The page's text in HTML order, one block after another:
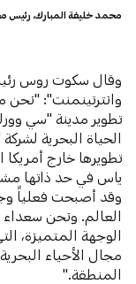
محمد خليفة المبارك، رئيس
وقال سكوت روس
وانترتينمنت":
تطوير مدينة "سي
الحياة البحرية
ياس في حد ذاتها
وقد أصبحت فعلياً
العالم. ونحن
الوجهة المتميزة،
مجال الأحياء
المنطقة."